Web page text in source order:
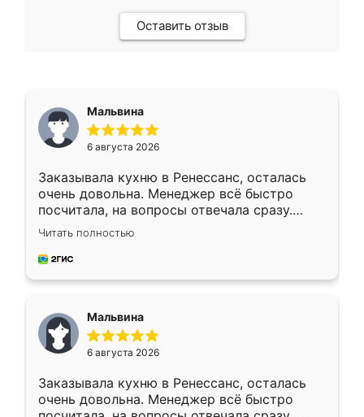
Оставить отзыв
Мальвина
6 августа 2026
Заказывала кухню в Ренессанс, осталась
очень довольна. Менеджер всё быстро
посчитала, на вопросы отвечала сразу.
Замерщик приехал в субботу, подошёл к
делу со всей ответственностью. Собрали
за день, ребята работали аккуратно, даже
Читать полностью
Мальвина
6 августа 2026
Заказывала кухню в Ренессанс, осталась
очень довольна. Менеджер всё быстро